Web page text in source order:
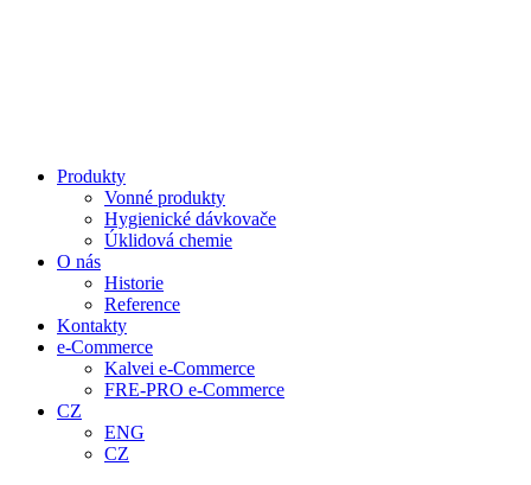
Produkty
Vonné produkty
Hygienické dávkovače
Úklidová chemie
O nás
Historie
Reference
Kontakty
e-Commerce
Kalvei e-Commerce
FRE-PRO e-Commerce
CZ
ENG
CZ